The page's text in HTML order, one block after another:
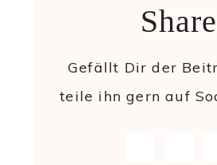
Share
Gefällt Dir der
teile ihn gern auf